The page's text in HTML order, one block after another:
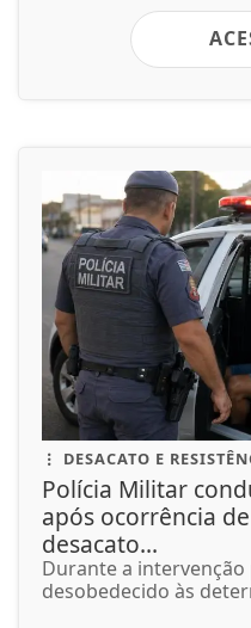
DESACATO E
Polícia Militar
após ocorrência
desacato...
Durante a
desobedecido às